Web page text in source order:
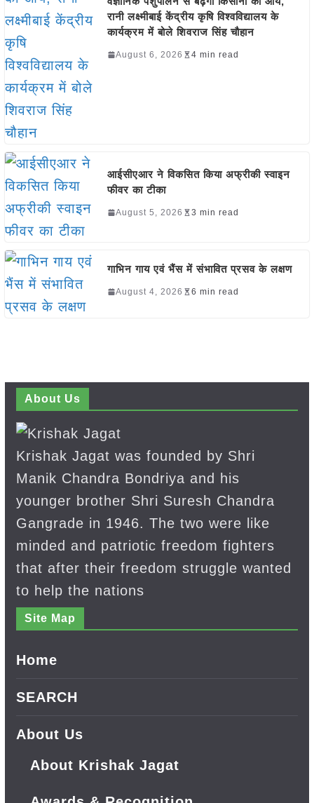
रानी लक्ष्मीबाई केंद्रीय कृषि विश्वविद्यालय के
कार्यक्रम में बोले शिवराज सिंह चौहान
August 6, 2026 4 min read
आईसीएआर ने विकसित किया अफ्रीकी स्वाइन
फीवर का टीका
August 5, 2026 3 min read
गाभिन गाय एवं भैंस में संभावित प्रसव के लक्षण
August 4, 2026 6 min read
About Us
Krishak Jagat was founded by Shri
Manik Chandra Bondriya and his
younger brother Shri Suresh Chandra
Gangrade in 1946. The two were like
minded and patriotic freedom fighters
that after their freedom struggle wanted
to help the nations
Site Map
Home
SEARCH
About Us
About Krishak Jagat